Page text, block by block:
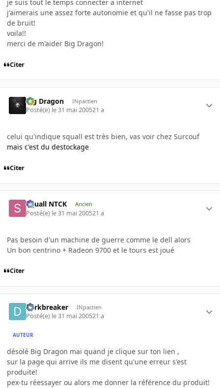
je suis tout le temps connecter a internet
j'aimerais une assez forte autonomie et qu'il ne fasse pas trop
de bruit!
voila!!
merci de m'aider Big Dragon!
Citer
Big Dragon INpactien
Posté(e) le 31 mai 200521 a
celui qu'indique squall est très bien, vas voir chez Surcouf
mais c'est du destockage
Citer
Squall NTCK Ancien
Posté(e) le 31 mai 200521 a
Pas besoin d'un machine de guerre comme le dell alors
Un bon centrino + Radeon 9700 et le tours est joué
Citer
darkbreaker INpactien
Posté(e) le 31 mai 200521 a
AUTEUR
désolé Big Dragon mai quand je clique sur ton lien ,
sur la page qui arrive ils me disent qu'une erreur s'est
produite!
pex-tu réessayer ou alors me donner la référence du produit!